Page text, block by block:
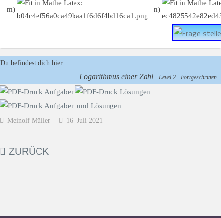
m) n)
Du befindest dich hier:
Logarithmus einer Zahl - Level 2 - Fortgeschritten
Meinolf Müller 16. Juli 2021
ZURÜCK